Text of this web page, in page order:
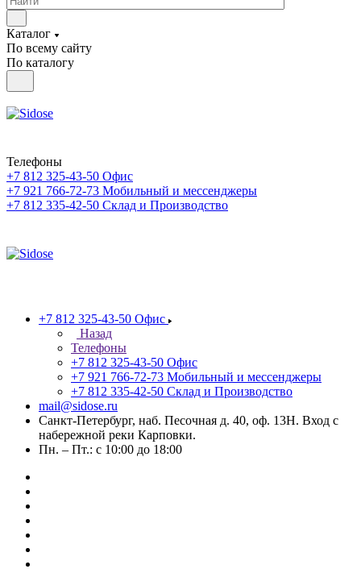
Каталог
По всему сайту
По каталогу
Телефоны
+7 812 325-43-50 Офис
+7 921 766-72-73 Мобильный и мессенджеры
+7 812 335-42-50 Склад и Производство
+7 812 325-43-50 Офис
Назад
Телефоны
+7 812 325-43-50 Офис
+7 921 766-72-73 Мобильный и мессенджеры
+7 812 335-42-50 Склад и Производство
mail@sidose.ru
Санкт-Петербург, наб. Песочная д. 40, оф. 13Н. Вход с
набережной реки Карповки.
Пн. – Пт.: с 10:00 до 18:00